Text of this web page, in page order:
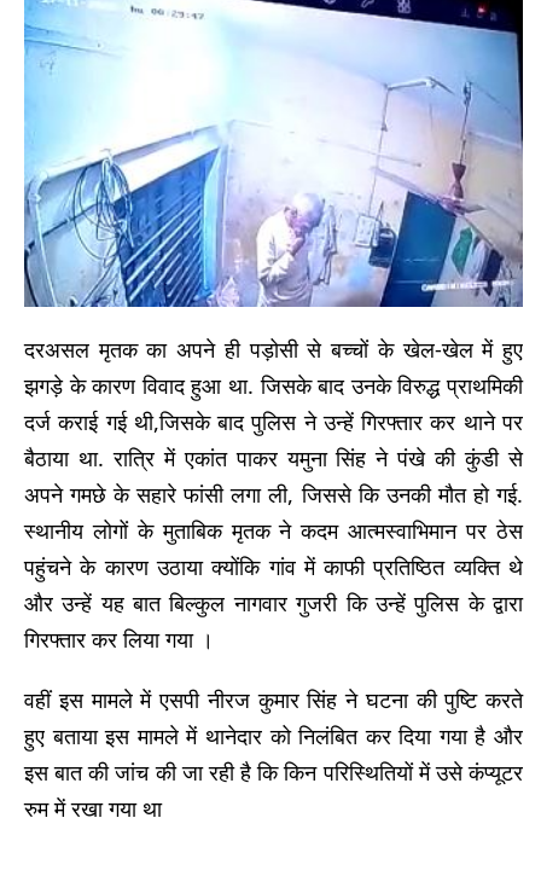
दरअसल मृतक का अपने ही पड़ोसी से बच्चों के खेल-खेल में हुए
झगड़े के कारण विवाद हुआ था. जिसके बाद उनके विरुद्ध प्राथमिकी
दर्ज कराई गई थी,जिसके बाद पुलिस ने उन्हें गिरफ्तार कर थाने पर
बैठाया था. रात्रि में एकांत पाकर यमुना सिंह ने पंखे की कुंडी से
अपने गमछे के सहारे फांसी लगा ली, जिससे कि उनकी मौत हो गई.
स्थानीय लोगों के मुताबिक मृतक ने कदम आत्मस्वाभिमान पर ठेस
पहुंचने के कारण उठाया क्योंकि गांव में काफी प्रतिष्ठित व्यक्ति थे
और उन्हें यह बात बिल्कुल नागवार गुजरी कि उन्हें पुलिस के द्वारा
गिरफ्तार कर लिया गया ।
वहीं इस मामले में एसपी नीरज कुमार सिंह ने घटना की पुष्टि करते
हुए बताया इस मामले में थानेदार को निलंबित कर दिया गया है और
इस बात की जांच की जा रही है कि किन परिस्थितियों में उसे कंप्यूटर
रुम में रखा गया था